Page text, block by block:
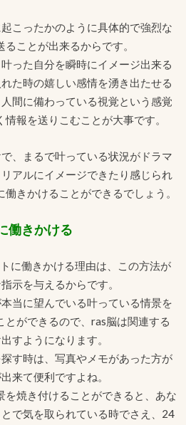
こったかのように具体的で強烈な
ことが出来るからです。
った自分を瞬時にイメージ出来る
た時の嬉しい感情を湧き出たせる
間に備わっている視覚という感覚
報を送りこむことが大事です。
、まるで叶っている状況がドラマ
アルにイメージできたり感じられ
きかけることができるでしょう。
働きかける
に働きかける理由は、この方法が
示を与えるからです。
当に望んでいる叶っている情景を
ができるので、ras脳は関連する
すようになります。
す時は、写真やメモがあった方が
来て便利ですよね。
を焼き付けることができると、あな
で気を取られている時でさえ、24